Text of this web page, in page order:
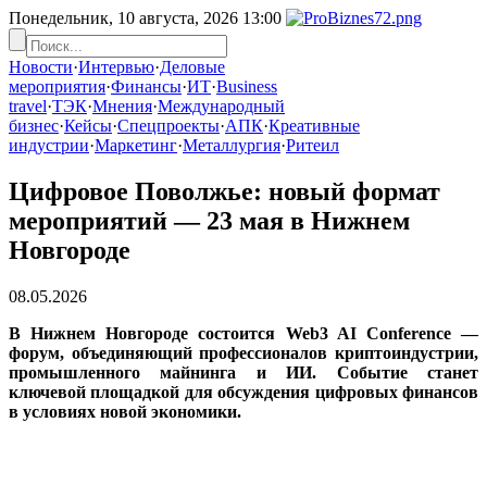
Понедельник, 10 августа, 2026 13:00
Новости·Интервью·Деловые
мероприятия·Финансы·ИТ·Business
travel·ТЭК·Мнения·Международный
бизнес·Кейсы·Спецпроекты·АПК·Креативные
индустрии·Маркетинг·Металлургия·Ритеил
Цифровое Поволжье: новый формат
мероприятий — 23 мая в Нижнем
Новгороде
08.05.2026
В Нижнем Новгороде состоится Web3 AI Conference —
форум, объединяющий профессионалов криптоиндустрии,
промышленного майнинга и ИИ. Событие станет
ключевой площадкой для обсуждения цифровых финансов
в условиях новой экономики.